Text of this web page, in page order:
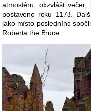
atmosféru, obzvlášť
postaveno roku 1178.
jako místo posledního
Roberta the Bruce.